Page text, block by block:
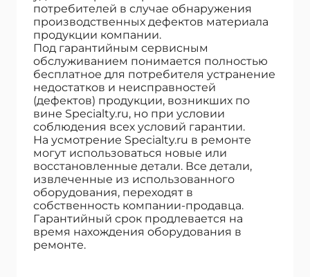
потребителей в случае обнаружения
производственных дефектов материала
продукции компании.
Под гарантийным сервисным
обслуживанием понимается полностью
бесплатное для потребителя устранение
недостатков и неисправностей
(дефектов) продукции, возникших по
вине Specialty.ru, но при условии
соблюдения всех условий гарантии.
На усмотрение Specialty.ru в ремонте
могут использоваться новые или
восстановленные детали. Все детали,
извлеченные из использованного
оборудования, переходят в
собственность компании-продавца.
Гарантийный срок продлевается на
время нахождения оборудования в
ремонте.